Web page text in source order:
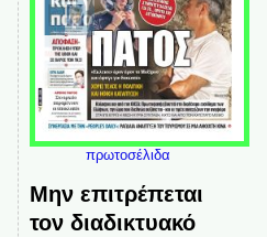
πρωτοσέλιδα
Μην επιτρέπεται
τον διαδικτυακό